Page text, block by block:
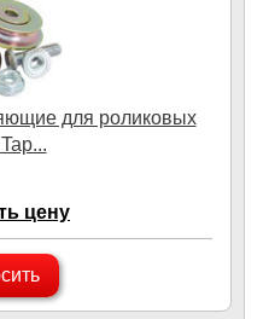
для роликовых
цену